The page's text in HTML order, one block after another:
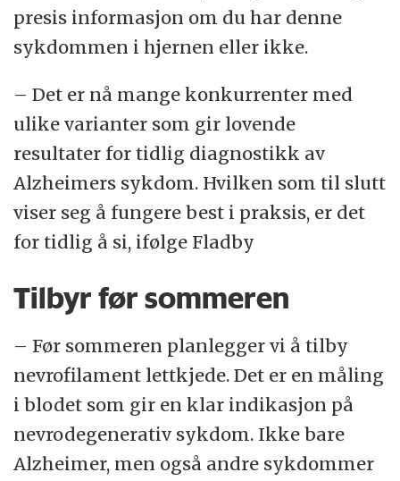
presis informasjon om du har denne
sykdommen i hjernen eller ikke.
– Det er nå mange konkurrenter med
ulike varianter som gir lovende
resultater for tidlig diagnostikk av
Alzheimers sykdom. Hvilken som til slutt
viser seg å fungere best i praksis, er det
for tidlig å si, ifølge Fladby
Tilbyr før sommeren
– Før sommeren planlegger vi å tilby
nevrofilament lettkjede. Det er en måling
i blodet som gir en klar indikasjon på
nevrodegenerativ sykdom. Ikke bare
Alzheimer, men også andre sykdommer